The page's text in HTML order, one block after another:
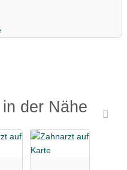
der Nähe